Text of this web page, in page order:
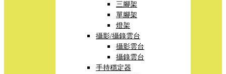
三腳架
單腳架
燈架
攝影/攝錄雲台
攝影雲台
攝錄雲台
手持穩定器